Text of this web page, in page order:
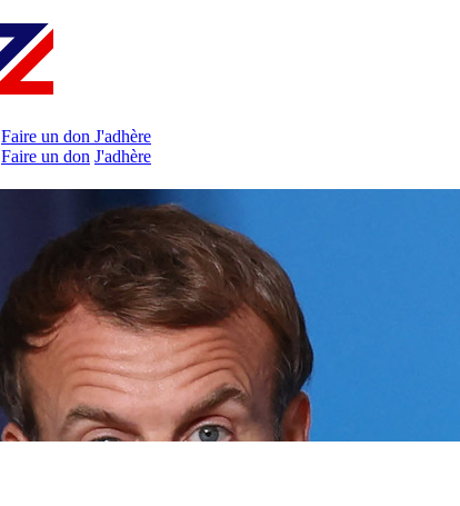
Faire un don J'adhère
Faire un don J'adhère